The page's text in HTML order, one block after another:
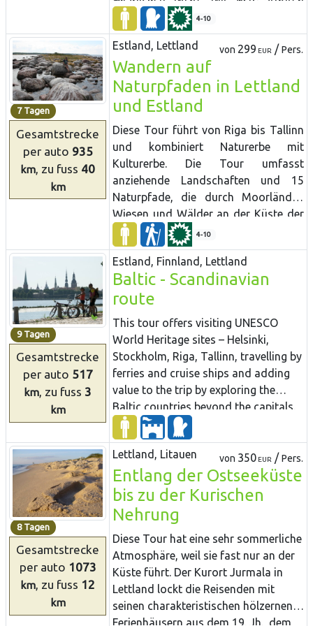
Städten mit lebhaften Cafés
entwickelt.
Altstadtundfür denNationalpark
Lahemaa mitseinen
undLandgüterngekommen.
Probieren
estnische Kücheinder
KneipeAltja .Wenn
besichtigenSiedie
Universitätsstadt
Tartu.
Liepaja
und–aufder
derGrenze,inLitauen–mitKlaipeda.
Dernächste Stopp istdie
wunderschöneKurische
derStadtVilnius könnenSieeinen
Abstecher
zum
seineneigenartigen
derSowjetzeitmachen.BeendenSie
Ihre
Tourander malerischen
Burg
TrakaiinLitauenundandemSchloss
RundaleinLettland.
4-10
7 Tagen
Gesamtstrecke
per auto 935
km , zu fuss 40
km
Estland, Lettland von 299 EUR / Pers.
Wandern auf
Naturpfaden in Lettland
und Estland
Diese Tour führt von Riga bis Tallinn
und kombiniert Naturerbe mit
Kulturerbe. Die Tour umfasst
anziehende Landschaften und 15
Naturpfade, die durch Moorländer,
Wiesen und Wälder an der Küste der
Ostsee, sowie durch einige
Naturschutzgebiete führen. Auf vielen
Pfaden sind
Vogelbeobachtungstürme
eingerichtet. In den Küstenwiesen
ein Drittel aller Pflanzenarten von
Lettland. Auf einem Steg, der durch
Schilflandschaft führt, kann man zu
einer Aussichtsplattform gelangen,
von der man die Wiese und die
Ostsee besichtigen kann. Die Insel
Saaremaa ist im Vergleich zum
Festland mit ihren verschiedenen
Naturattraktionen interessant:
Dolomitenfelsen, Wacholdern, einem
Meteoritensee und mit ihrer felsigen
Küste. Die Tour führt durch Höfe auf
dem Land und durch traditionelle
Fischerdörfer in der Küstenregion. Die
Insel Hiiumaa ist ein ruhiger Ort mit
einer estnischen Atmosphäre – mit
einem wichtigen Vogelschutzgebiet in
der Kaina Bucht, dem
4-10
9 Tagen
Gesamtstrecke
per auto 517
km, zu fuss 3
km
Estland, Finnland, Lettland
Baltic - Scandinavian
route
This tour offers visiting UNESCO
World Heritage sites – Helsinki,
Stockholm, Riga, Tallinn, travelling by
ferries and cruise ships and adding
value to the trip by exploring the
Baltic countries beyond the capitals.
The sites outside cities present
traditional folk cultures of Finland,
Sweden, Estonia and Latvia and a
variety of farms showing today’s life
in the countryside. The roundtrip
includes two overnights on cruise
ships.
8 Tagen
Gesamtstrecke
per auto 1073
km, zu fuss 12
km
Lettland, Litauen von 350 EUR / Pers.
Entlang der Ostseeküste
bis zu der Kurischen
Nehrung
Diese Tour hat eine sehr sommerliche
Atmosphäre, weil sie fast nur an der
Küste führt. Der Kurort Jurmala in
Lettland lockt die Reisenden mit
seinen charakteristischen hölzernen
Ferienhäusern aus dem 19. Jh., dem